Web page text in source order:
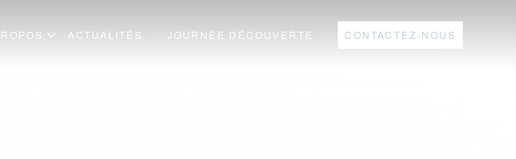
ACTUALITÉS JOURNÉE DÉCOUVERTE CONTACTEZ-NOUS